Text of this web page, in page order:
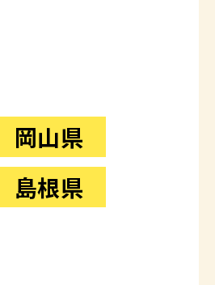
岡山県
島根県